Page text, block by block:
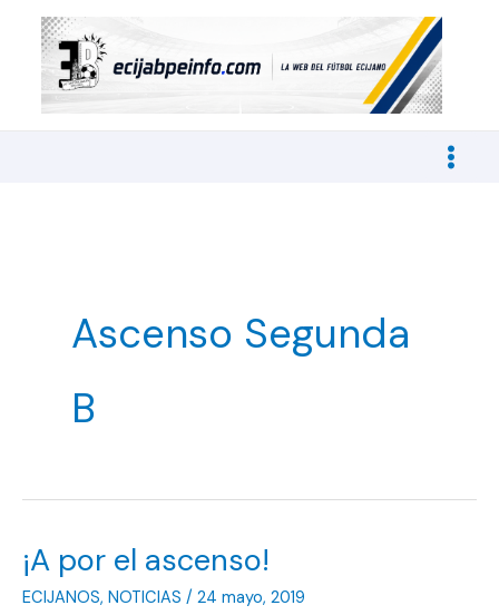
contenido
Ascenso Segunda
B
¡A por el ascenso!
ECIJANOS, NOTICIAS / 24 mayo, 2019